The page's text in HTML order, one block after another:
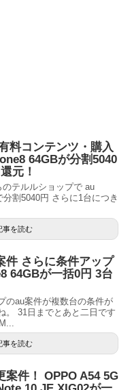
料コンテンツ・購入
64GBが分割5040
元！
テルルショップで au
割5040円 さらに1台につき
事を読む
件 さらに条件アップ
64GBが一括0円 3台
のau案件が複数台の条件が
。 31日までとあと二日です
事を読む
案件！ OPPO A54 5G